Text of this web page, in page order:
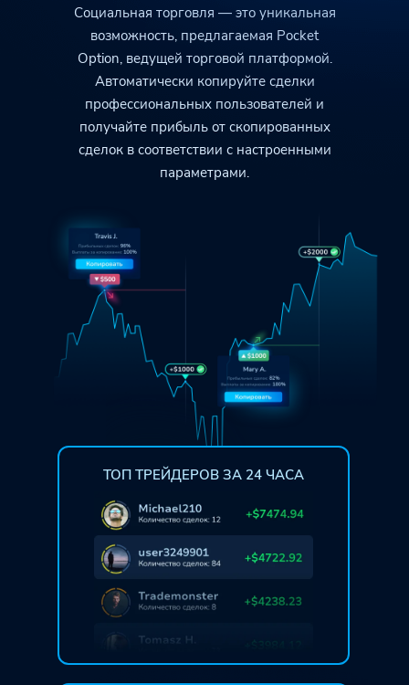
Социальная торговля — это уникальная
возможность, предлагаемая Pocket
Option, ведущей торговой платформой.
Автоматически копируйте сделки
профессиональных пользователей и
получайте прибыль от скопированных
сделок в соответствии с настроенными
параметрами.
ТОП ТРЕЙДЕРОВ ЗА 24 ЧАСА